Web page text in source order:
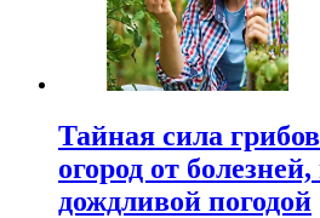
Тайная сила
огород от
дождливой погодой